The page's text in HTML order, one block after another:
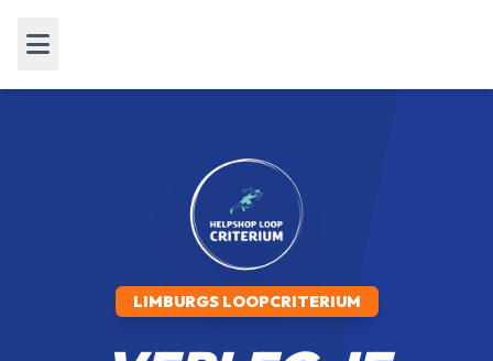
LIMBURGS LOOPCRITERIUM